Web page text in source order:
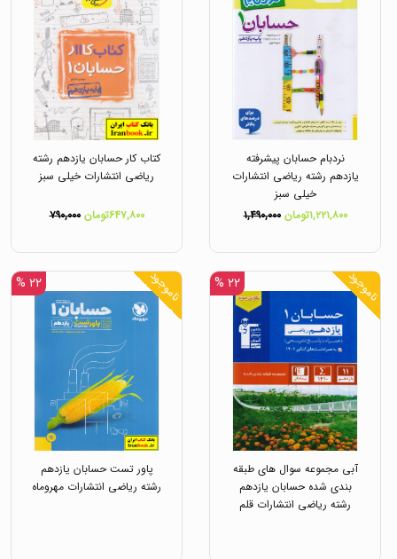
نردبام حسابان پیشرفته
یازدهم رشته ریاضی انتشارات
خیلی سبز
۱,۲۲۱,۸۰۰تومان
۱,۴۹۰,۰۰۰
کتاب کار حسابان یازدهم رشته
ریاضی انتشارات خیلی سبز
۶۴۷,۸۰۰تومان ۷۹۰,۰۰۰
ناموجود ۲۲ %
آبی مجموعه سوال های طبقه
بندی شده حسابان یازدهم
رشته ریاضی انتشارات قلم
ناموجود ۲۲ %
پاور تست حسابان یازدهم
رشته ریاضی انتشارات مهروماه